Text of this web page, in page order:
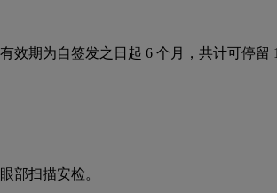
效期为自签发之日起 6 个月，共计可停留
部扫描安检。